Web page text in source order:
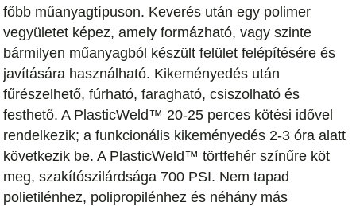
főbb műanyagtípuson. Keverés után egy polimer
vegyületet képez, amely formázható, vagy szinte
bármilyen műanyagból készült felület felépítésére és
javítására használható. Kikeményedés után
fűrészelhető, fúrható, faragható, csiszolható és
festhető. A PlasticWeld™ 20-25 perces kötési idővel
rendelkezik; a funkcionális kikeményedés 2-3 óra alatt
következik be. A PlasticWeld™ törtfehér színűre köt
meg, szakítószilárdsága 700 PSI. Nem tapad
polietilénhez, polipropilénhez és néhány más